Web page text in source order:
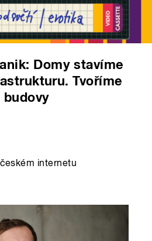
Domy stavíme
Tvoříme
internetu